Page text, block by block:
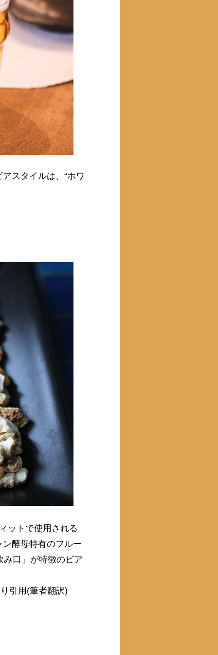
スタイルは、“ホワ
ットで使用される
酵母特有のフルー
み口」が特徴のビア
引用(筆者翻訳)